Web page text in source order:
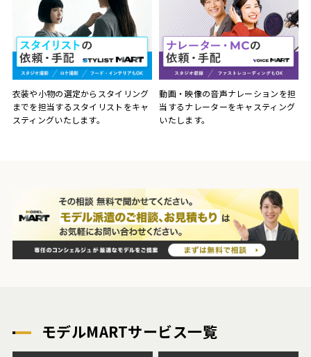
衣装や小物の選定からスタイリング
までを担当するスタイリストをキャ
スティングいたします。
動画・映像の音声ナレーションを担
当するナレーターをキャスティング
いたします。
モデルMARTサービス一覧